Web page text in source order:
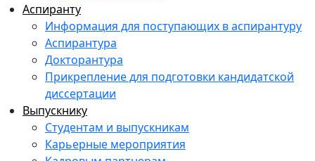
Аспиранту
Информация для поступающих в аспирантуру
Аспирантура
Докторантура
Прикрепление для подготовки кандидатской
диссертации
Выпускнику
Студентам и выпускникам
Карьерные мероприятия